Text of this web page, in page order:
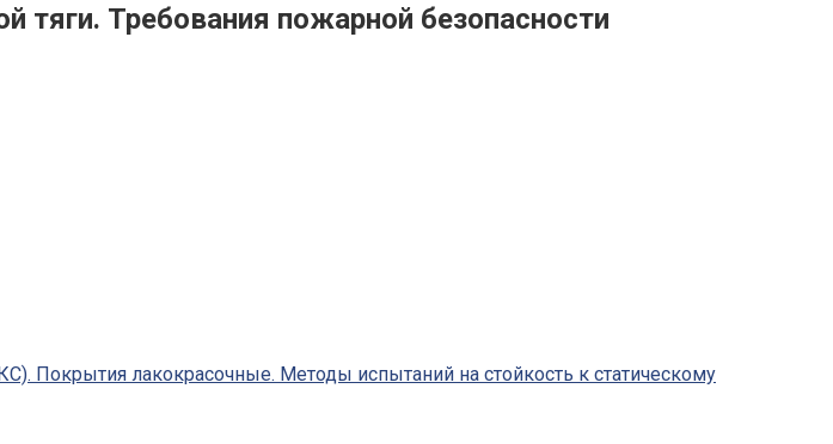
Требования пожарной безопасности
Покрытия лакокрасочные. Методы испытаний на стойкость к статическому